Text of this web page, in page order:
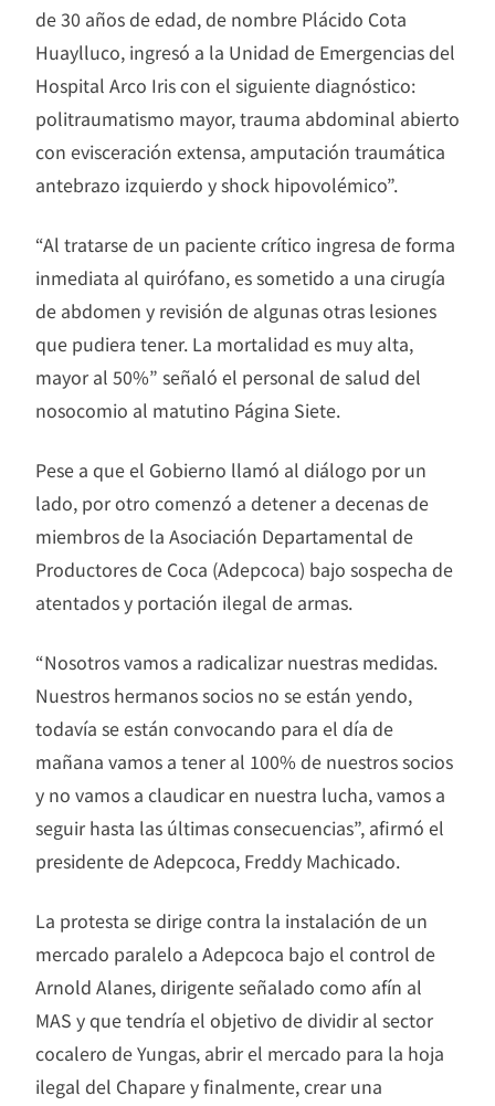
de 30 años de edad, de nombre Plácido Cota
Huaylluco, ingresó a la Unidad de Emergencias del
Hospital Arco Iris con el siguiente diagnóstico:
politraumatismo mayor, trauma abdominal abierto
con evisceración extensa, amputación traumática
antebrazo izquierdo y shock hipovolémico”.
“Al tratarse de un paciente crítico ingresa de forma
inmediata al quirófano, es sometido a una cirugía
de abdomen y revisión de algunas otras lesiones
que pudiera tener. La mortalidad es muy alta,
mayor al 50%” señaló el personal de salud del
nosocomio al matutino Página Siete.
Pese a que el Gobierno llamó al diálogo por un
lado, por otro comenzó a detener a decenas de
miembros de la Asociación Departamental de
Productores de Coca (Adepcoca) bajo sospecha de
atentados y portación ilegal de armas.
“Nosotros vamos a radicalizar nuestras medidas.
Nuestros hermanos socios no se están yendo,
todavía se están convocando para el día de
mañana vamos a tener al 100% de nuestros socios
y no vamos a claudicar en nuestra lucha, vamos a
seguir hasta las últimas consecuencias”, afirmó el
presidente de Adepcoca, Freddy Machicado.
La protesta se dirige contra la instalación de un
mercado paralelo a Adepcoca bajo el control de
Arnold Alanes, dirigente señalado como afín al
MAS y que tendría el objetivo de dividir al sector
cocalero de Yungas, abrir el mercado para la hoja
ilegal del Chapare y finalmente, crear una